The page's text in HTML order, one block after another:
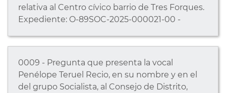
relativa al Centro cívico barrio de Tres Forques.
Expediente: O-89SOC-2025-000021-00 -
0009 - Pregunta que presenta la vocal
Penélope Teruel Recio, en su nombre y en el
del grupo Socialista, al Consejo de Distrito,